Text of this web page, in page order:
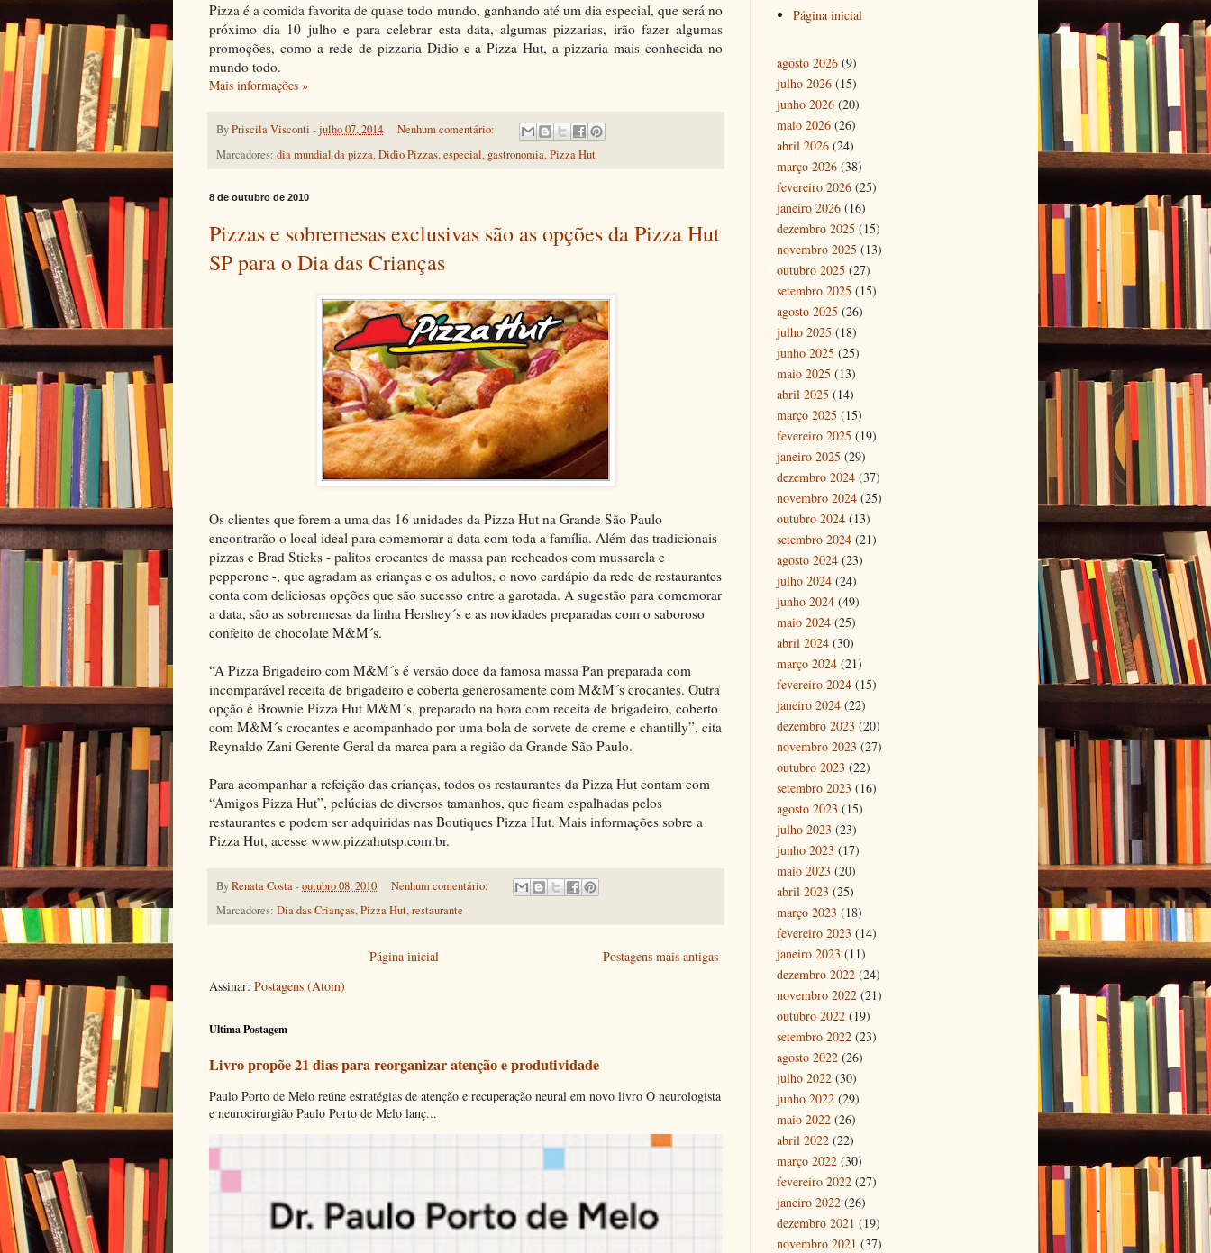
Pizza é a comida favorita de quase todo mundo, ganhando até um dia especial, que será no
próximo dia 10 julho e para celebrar esta data, algumas pizzarias, irão fazer algumas
promoções, como a rede de pizzaria Didio e a Pizza Hut, a pizzaria mais conhecida no
mundo todo.
Mais informações »
ByPriscila Visconti -julho 07, 2014
Nenhum comentário:
Marcadores: dia mundial da pizza,Didio Pizzas,especial, gastronomia,Pizza Hut
8 de outubro de 2010
Pizzas e sobremesas exclusivas são as opções da Pizza Hut
SP para o Dia das Crianças
Os clientes que forem a uma das 16 unidades da Pizza Hut na Grande São Paulo
encontrarão o local ideal para comemorar a data com toda a família. Além das tradicionais
pizzas e Brad Sticks - palitos crocantes de massa pan recheados com mussarela e
pepperone -, que agradam as crianças e os adultos, o novo cardápio da rede de restaurantes
conta com deliciosas opções que são sucesso entre a garotada. A sugestão para comemorar
a data, são as sobremesas da linha Hershey´s e as novidades preparadas com o saboroso
confeito de chocolate M&M´s.
“A Pizza Brigadeiro com M&M´s é versão doce da famosa massa Pan preparada com
incomparável receita de brigadeiro e coberta generosamente com M&M´s crocantes. Outra
opção é Brownie Pizza Hut M&M´s, preparado na hora com receita de brigadeiro, coberto
com M&M´s crocantes e acompanhado por uma bola de sorvete de creme e chantilly”, cita
Reynaldo Zani Gerente Geral da marca para a região da Grande São Paulo.
Para acompanhar a refeição das crianças, todos os restaurantes da Pizza Hut contam com
“Amigos Pizza Hut”, pelúcias de diversos tamanhos, que ficam espalhadas pelos
restaurantes e podem ser adquiridas nas Boutiques Pizza Hut. Mais informações sobre a
Pizza Hut, acesse www.pizzahutsp.com.br.
ByRenata Costa-outubro 08, 2010
Nenhum comentário:
Marcadores: Dia das Crianças,Pizza Hut,restaurante
Postagens mais antigas
Página inicial
Assinar: Postagens (Atom)
Ultima Postagem
Livro propõe 21 dias para reorganizar atenção e produtividade
Paulo Porto de Melo reúne estratégias de atenção e recuperação neural em novo livro O neurologista
e neurocirurgião Paulo Porto de Melo lanç...
Página inicial
agosto 2026 (9)
julho 2026 (15)
junho 2026 (20)
maio 2026 (26)
abril 2026 (24)
março 2026 (38)
fevereiro 2026 (25)
janeiro 2026 (16)
dezembro 2025 (15)
novembro 2025 (13)
outubro 2025 (27)
setembro 2025 (15)
agosto 2025 (26)
julho 2025 (18)
junho 2025 (25)
maio 2025 (13)
abril 2025 (14)
março 2025 (15)
fevereiro 2025 (19)
janeiro 2025 (29)
dezembro 2024 (37)
novembro 2024 (25)
outubro 2024 (13)
setembro 2024 (21)
agosto 2024 (23)
julho 2024 (24)
junho 2024 (49)
maio 2024 (25)
abril 2024 (30)
março 2024 (21)
fevereiro 2024 (15)
janeiro 2024 (22)
dezembro 2023 (20)
novembro 2023 (27)
outubro 2023 (22)
setembro 2023 (16)
agosto 2023 (15)
julho 2023 (23)
junho 2023 (17)
maio 2023 (20)
abril 2023 (25)
março 2023 (18)
fevereiro 2023 (14)
janeiro 2023 (11)
dezembro 2022 (24)
novembro 2022 (21)
outubro 2022 (19)
setembro 2022 (23)
agosto 2022 (26)
julho 2022 (30)
junho 2022 (29)
maio 2022 (26)
abril 2022 (22)
março 2022 (30)
fevereiro 2022 (27)
janeiro 2022 (26)
dezembro 2021 (19)
novembro 2021 (37)